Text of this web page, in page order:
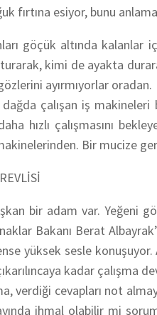
fırtına esiyor, bunu
göçük altında
kimi de ayakta
ayırmıyorlar oradan.
çalışan iş
hızlı çalışmasını
Bir mucize
bir adam var. Yeğeni
Bakanı Berat
yüksek sesle
kadar çalışma
verdiği cevapları not
ihmal olabilir mi